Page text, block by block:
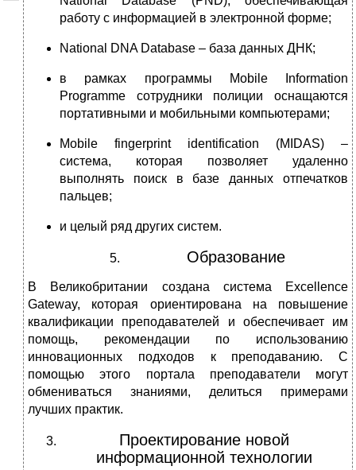
работу с информацией в электронной форме;
National DNA Database – база данных ДНК;
в рамках программы Mobile Information
Programme сотрудники полиции оснащаются
портативными и мобильными компьютерами;
Mobile fingerprint identification (MIDAS) –
система, которая позволяет удаленно
выполнять поиск в базе данных отпечатков
пальцев;
и целый ряд других систем.
Образование
В Великобритании создана система Excellence
Gateway, которая ориентирована на повышение
квалификации преподавателей и обеспечивает им
помощь, рекомендации по использованию
инновационных подходов к преподаванию. С
помощью этого портала преподаватели могут
обмениваться знаниями, делиться примерами
лучших практик.
Проектирование новой
информационной технологии